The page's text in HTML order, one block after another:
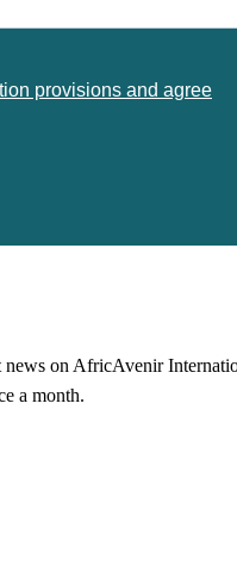
provisions and agree
on AfricAvenir
a month.